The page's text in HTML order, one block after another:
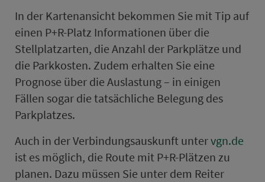
In der Kartenansicht bekommen Sie mit Tip auf
einen P+R-Platz In­for­ma­ti­onen über die
Stellplatzarten, die Anzahl der Parkplätze und
die Parkkosten. Zudem er­hal­ten Sie eine
Prognose über die Auslastung – in einigen
Fällen sogar die tatsächliche Belegung des
Park­platzes.
Auch in der Ver­bin­dungsauskunft untervgn.de
ist es möglich, die Route mit P+R-Plätzen zu
planen. Dazu müssen Sie unter dem Reiter